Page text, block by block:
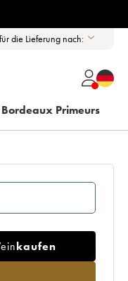
die Lieferung nach:
Bordeaux Primeurs
kaufen